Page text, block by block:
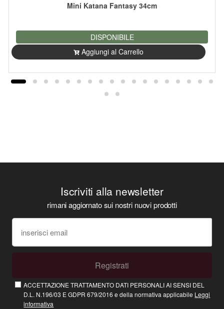
Mini Katana Fantasy 34cm
DISPONIBILE
Aggiungi al Carrello
Iscriviti alla newsletter
rimani aggiornato sui nostri nuovi prodotti
Registrati
ACCETTAZIONE TRATTAMENTO DATI PERSONALI AI SENSI DEL
D.L. N.196/03 E GDPR 679/2016 e della normativa applicabile Leggi
informativa